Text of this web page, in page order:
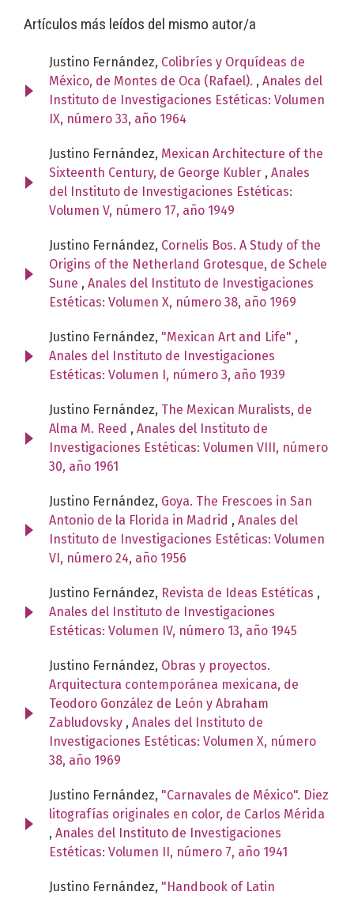
Artículos más leídos del mismo autor/a
Justino Fernández, Colibríes y Orquídeas de
México, de Montes de Oca (Rafael). , Anales del
Instituto de Investigaciones Estéticas: Volumen
IX, número 33, año 1964
Justino Fernández, Mexican Architecture of the
Sixteenth Century, de George Kubler , Anales
del Instituto de Investigaciones Estéticas:
Volumen V, número 17, año 1949
Justino Fernández, Cornelis Bos. A Study of the
Origins of the Netherland Grotesque, de Schele
Sune , Anales del Instituto de Investigaciones
Estéticas: Volumen X, número 38, año 1969
Justino Fernández, "Mexican Art and Life" ,
Anales del Instituto de Investigaciones
Estéticas: Volumen I, número 3, año 1939
Justino Fernández, The Mexican Muralists, de
Alma M. Reed , Anales del Instituto de
Investigaciones Estéticas: Volumen VIII, número
30, año 1961
Justino Fernández, Goya. The Frescoes in San
Antonio de la Florida in Madrid , Anales del
Instituto de Investigaciones Estéticas: Volumen
VI, número 24, año 1956
Justino Fernández, Revista de Ideas Estéticas ,
Anales del Instituto de Investigaciones
Estéticas: Volumen IV, número 13, año 1945
Justino Fernández, Obras y proyectos.
Arquitectura contemporánea mexicana, de
Teodoro González de León y Abraham
Zabludovsky , Anales del Instituto de
Investigaciones Estéticas: Volumen X, número
38, año 1969
Justino Fernández, "Carnavales de México". Diez
litografías originales en color, de Carlos Mérida
, Anales del Instituto de Investigaciones
Estéticas: Volumen II, número 7, año 1941
Justino Fernández, "Handbook of Latin